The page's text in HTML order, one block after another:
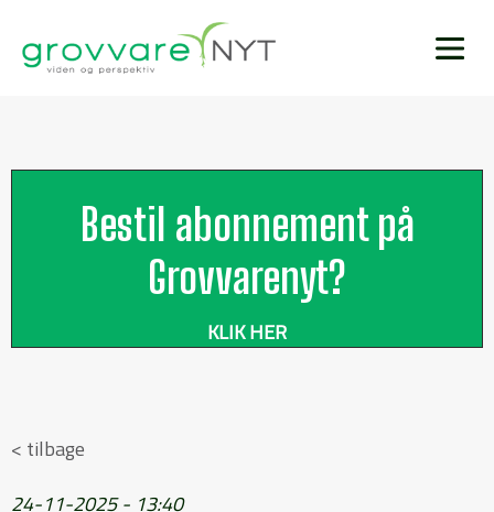
Bestil abonnement på
Grovvarenyt?
KLIK HER
< tilbage
24-11-2025 - 13:40